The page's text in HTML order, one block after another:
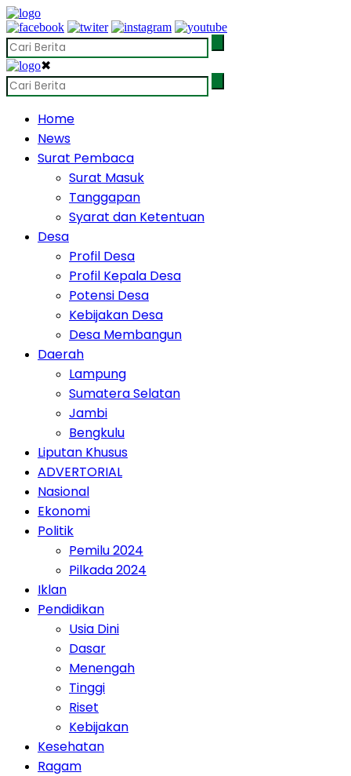
✖
Home
News
Surat Pembaca
Surat Masuk
Tanggapan
Syarat dan Ketentuan
Desa
Profil Desa
Profil Kepala Desa
Potensi Desa
Kebijakan Desa
Desa Membangun
Daerah
Lampung
Sumatera Selatan
Jambi
Bengkulu
Liputan Khusus
ADVERTORIAL
Nasional
Ekonomi
Politik
Pemilu 2024
Pilkada 2024
Iklan
Pendidikan
Usia Dini
Dasar
Menengah
Tinggi
Riset
Kebijakan
Kesehatan
Ragam